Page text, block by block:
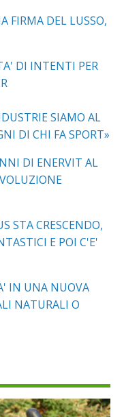
FIRMA DEL LUSSO,
DI INTENTI PER
SIAMO AL
DI CHI FA SPORT»
DI ENERVIT AL
STA CRESCENDO,
E POI C'E'
IN UNA NUOVA
NATURALI O